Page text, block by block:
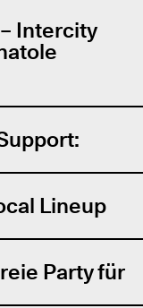
Intercity
Lineup
Party für